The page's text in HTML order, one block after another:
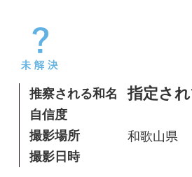
撮影場所
撮影日時
最近買ったコーカサスオオカブトの
交尾をしていないのですがよく潜っ
出ようとしています。寿命もまだだ
ヒノキマットに変えたりと環境が悪
ないと思います。このモグラという
見ても異常なほど地中や地上を動き